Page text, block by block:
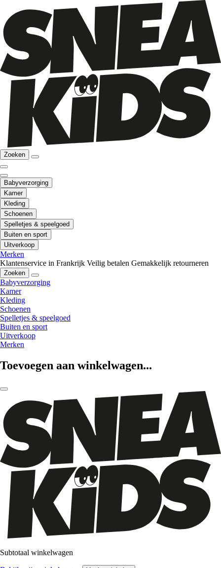
Zoeken
Babyverzorging
Kamer
Kleding
Schoenen
Spelletjes & speelgoed
Buiten en sport
Uitverkoop
Merken
Klantenservice in Frankrijk Veilig betalen Gemakkelijk retourneren
Zoeken
Babyverzorging
Kamer
Kleding
Schoenen
Spelletjes & speelgoed
Buiten en sport
Uitverkoop
Merken
Toevoegen aan winkelwagen...
Subtotaal winkelwagen